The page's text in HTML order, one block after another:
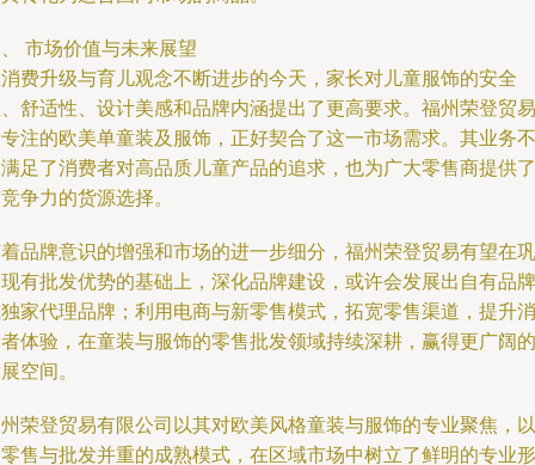
市场价值与未来展望
费升级与育儿观念不断进步的今天，家长对儿童服饰的安全
舒适性、设计美感和品牌内涵提出了更高要求。福州荣登贸易
注的欧美单童装及服饰，正好契合了这一市场需求。其业务不
足了消费者对高品质儿童产品的追求，也为广大零售商提供了
争力的货源选择。
品牌意识的增强和市场的进一步细分，福州荣登贸易有望在巩
有批发优势的基础上，深化品牌建设，或许会发展出自有品牌
家代理品牌；利用电商与新零售模式，拓宽零售渠道，提升消
体验，在童装与服饰的零售批发领域持续深耕，赢得更广阔的
空间。
荣登贸易有限公司以其对欧美风格童装与服饰的专业聚焦，以
售与批发并重的成熟模式，在区域市场中树立了鲜明的专业形